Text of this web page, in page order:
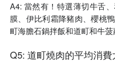
A4: 當然有！特選薄切牛舌
膜、伊比利霜降豬肉、櫻桃
町海膽石鍋拌飯和道町和牛菠
Q5: 道町燒肉的平均消費